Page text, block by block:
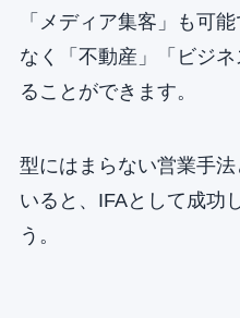
「メディア集客」も可
なく「不動産」「ビジ
ることができます。
型にはまらない営業手
いると、IFAとして成功
う。